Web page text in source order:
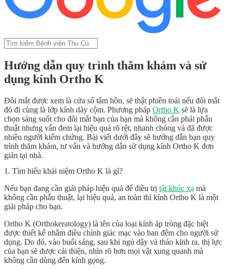
Hướng dẫn quy trình thăm khám và sử
dụng kính Ortho K
Đôi mắt được xem là cửa sổ tâm hồn, sẽ thật phiền toái nếu đôi mắt
đó đi cùng là lớp kính dày cộm. Phương pháp Ortho K sẽ là lựa
chọn sáng suốt cho đôi mắt bạn của bạn mà không cần phải phẫu
thuật nhưng vẫn đem lại hiệu quả rõ rệt, nhanh chóng và đã được
nhiều người kiểm chứng. Bài viết dưới đây sẽ hướng dẫn bạn quy
trình thăm khám, tư vấn và hướng dẫn sử dụng kính Ortho K đơn
giản tại nhà.
1. Tìm hiểu khái niệm Ortho K là gì?
Nếu bạn đang cần giải pháp hiệu quả để điều trị tật khúc xạ mà
không cần phẫu thuật, lại hiệu quả, an toàn thì kính Ortho K là một
giải pháp cho bạn.
Ortho K (Orthokeratology) là tên của loại kính áp tròng đặc biệt
được thiết kế nhằm điều chỉnh giác mạc vào ban đêm cho người sử
dụng. Do đó, vào buổi sáng, sau khi ngủ dậy và tháo kính ra, thị lực
của bạn sẽ được cải thiện, nhìn rõ hơn mọi vật xung quanh mà
không cần dùng đến kính gọng.